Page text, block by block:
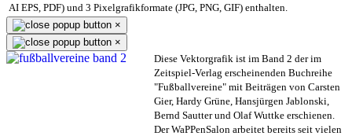
AI EPS, PDF) und 3 Pixelgrafikformate (JPG, PNG, GIF) enthalten.
×
×
Diese Vektorgrafik ist im Band 2 der im
Zeitspiel-Verlag erscheinenden Buchreihe
"Fußballvereine" mit Beiträgen von Carsten
Gier, Hardy Grüne, Hansjürgen Jablonski,
Bernd Sautter und Olaf Wuttke erschienen.
Der WaPPenSalon arbeitet bereits seit vielen